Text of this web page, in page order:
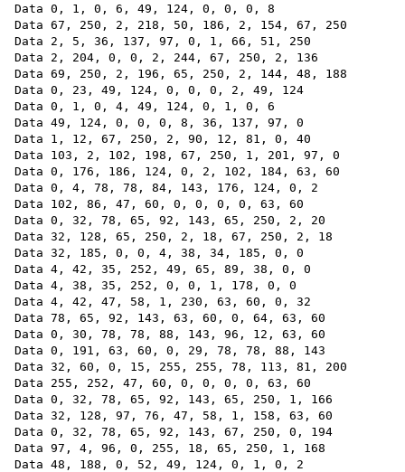
Data 0, 1, 0, 6, 49, 124, 0, 0, 0, 8
Data 67, 250, 2, 218, 50, 186, 2, 154, 67, 250
Data 2, 5, 36, 137, 97, 0, 1, 66, 51, 250
Data 2, 204, 0, 0, 2, 244, 67, 250, 2, 136
Data 69, 250, 2, 196, 65, 250, 2, 144, 48, 188
Data 0, 23, 49, 124, 0, 0, 0, 2, 49, 124
Data 0, 1, 0, 4, 49, 124, 0, 1, 0, 6
Data 49, 124, 0, 0, 0, 8, 36, 137, 97, 0
Data 1, 12, 67, 250, 2, 90, 12, 81, 0, 40
Data 103, 2, 102, 198, 67, 250, 1, 201, 97, 0
Data 0, 176, 186, 124, 0, 2, 102, 184, 63, 60
Data 0, 4, 78, 78, 84, 143, 176, 124, 0, 2
Data 102, 86, 47, 60, 0, 0, 0, 0, 63, 60
Data 0, 32, 78, 65, 92, 143, 65, 250, 2, 20
Data 32, 128, 65, 250, 2, 18, 67, 250, 2, 18
Data 32, 185, 0, 0, 4, 38, 34, 185, 0, 0
Data 4, 42, 35, 252, 49, 65, 89, 38, 0, 0
Data 4, 38, 35, 252, 0, 0, 1, 178, 0, 0
Data 4, 42, 47, 58, 1, 230, 63, 60, 0, 32
Data 78, 65, 92, 143, 63, 60, 0, 64, 63, 60
Data 0, 30, 78, 78, 88, 143, 96, 12, 63, 60
Data 0, 191, 63, 60, 0, 29, 78, 78, 88, 143
Data 32, 60, 0, 15, 255, 255, 78, 113, 81, 200
Data 255, 252, 47, 60, 0, 0, 0, 0, 63, 60
Data 0, 32, 78, 65, 92, 143, 65, 250, 1, 166
Data 32, 128, 97, 76, 47, 58, 1, 158, 63, 60
Data 0, 32, 78, 65, 92, 143, 67, 250, 0, 194
Data 97, 4, 96, 0, 255, 18, 65, 250, 1, 168
Data 48, 188, 0, 52, 49, 124, 0, 1, 0, 2